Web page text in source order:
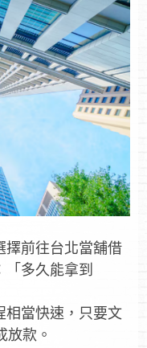
擇前往台北當舖借
多久能拿到
相當快速，只要文
放款。